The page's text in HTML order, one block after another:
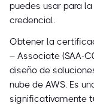
puedes usar para
credencial.
Obtener la
– Associate (SAA-
diseño de
nube de AWS. Es
significativamente